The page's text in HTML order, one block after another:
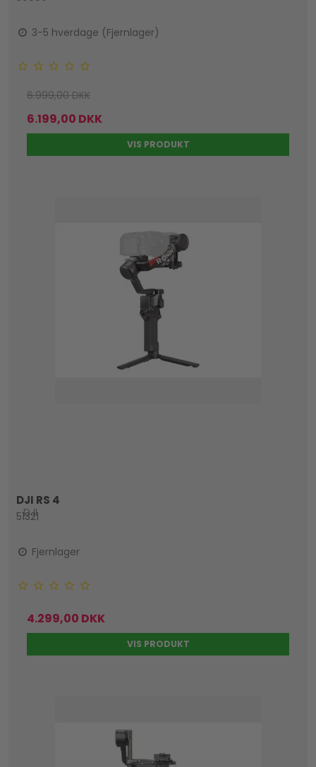
3-5 hverdage (Fjernlager)
6.999,00 DKK
6.199,00 DKK
VIS PRODUKT
DJI RS 4
DJI
51321
Fjernlager
4.299,00 DKK
VIS PRODUKT